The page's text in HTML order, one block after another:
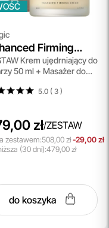
Firming
+ Enhanced
Gua Sha
Krem ​​ujędrniający do
50 ml + Masażer do
5.0 ( 3)
zł/ZESTAW
zestawem:508,00 zł-29,00 zł
(30 dni):479,00 zł
do koszyka